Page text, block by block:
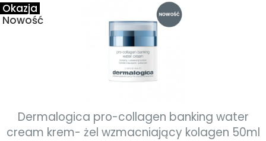
Okazja
Nowość
Dermalogica pro-collagen banking water
cream krem- żel wzmacniający kolagen 50ml